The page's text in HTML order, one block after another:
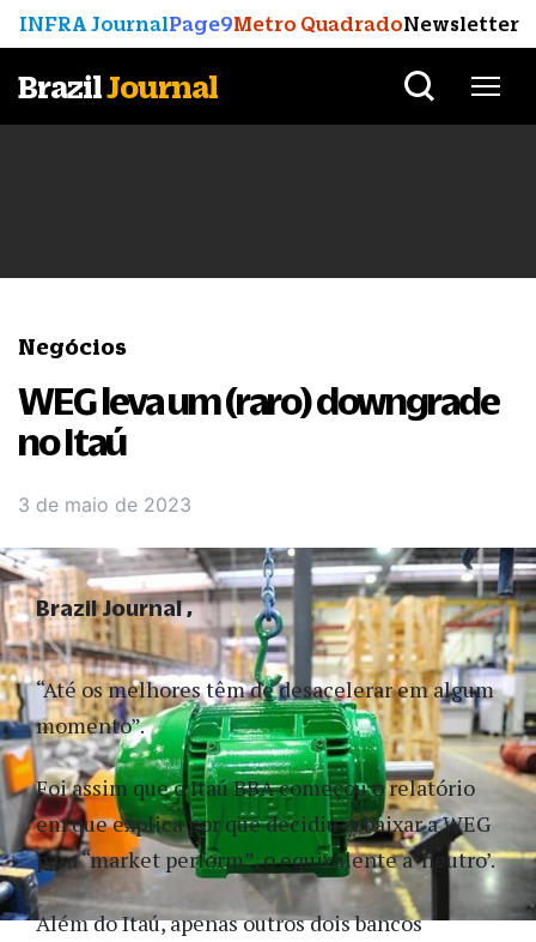
INFRA JournalPage9Metro QuadradoNewsletter
BrazilJournal
Negócios
WEG leva um (raro) downgrade
no Itaú
3 de maio de 2023
“Até os melhores têm de desacelerar em algum
momento”.
Foi assim que o Itaú BBA começou o relatório
em que explica por que decidiu rebaixar a WEG
para “market perform”, o equivalente a ‘neutro’.
Além do Itaú, apenas outros dois bancos
Brazil Journal